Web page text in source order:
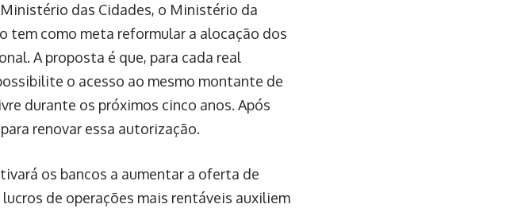
das Cidades, o Ministério da
tem como meta reformular a alocação dos
A proposta é que, para cada real
o acesso ao mesmo montante de
durante os próximos cinco anos. Após
renovar essa autorização.
os bancos a aumentar a oferta de
de operações mais rentáveis auxiliem